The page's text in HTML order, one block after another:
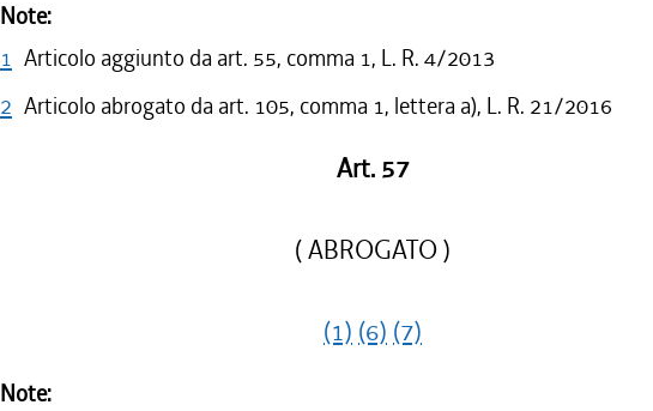
Note:
1 Articolo aggiunto da art. 55, comma 1, L. R. 4/2013
2 Articolo abrogato da art. 105, comma 1, lettera a), L. R. 21/2016
Art. 57
( ABROGATO )
(1) (6) (7)
Note: